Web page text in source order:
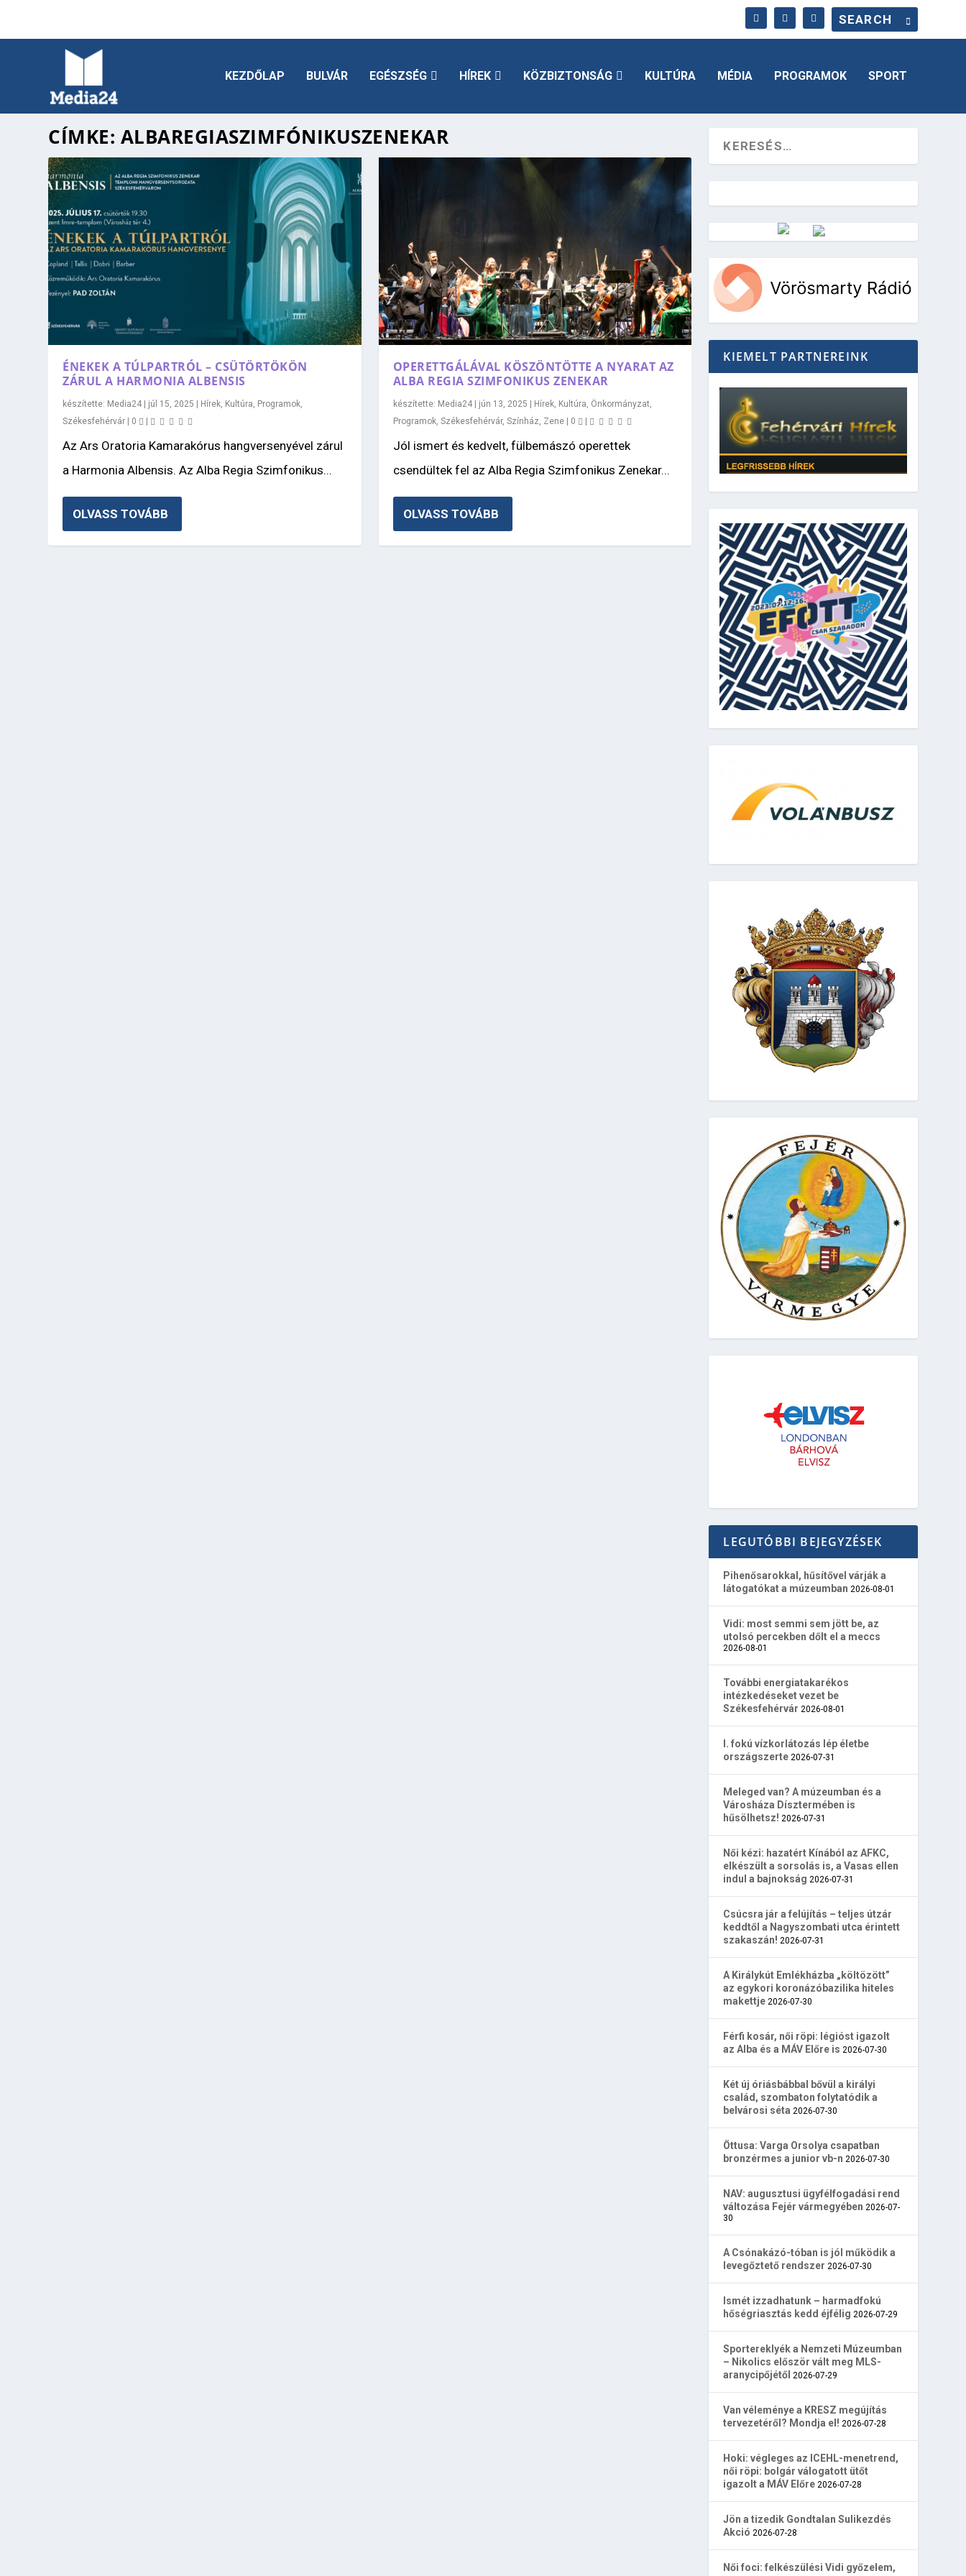
KEZDŐLAP BULVÁR EGÉSZSÉG HÍREK KÖZBIZTONSÁG KULTÚRA MÉDIA PROGRAMOK SPORT
CÍMKE: ALBAREGIASZIMFÓNIKUSZENEKAR
ÉNEKEK A TÚLPARTRÓL – CSÜTÖRTÖKÖN
ZÁRUL A HARMONIA ALBENSIS
készítette: Media24 | júl 15, 2025 | Hírek, Kultúra, Programok,
Székesfehérvár | 0 |
Az Ars Oratoria Kamarakórus hangversenyével zárul
a Harmonia Albensis. Az Alba Regia Szimfonikus...
OLVASS TOVÁBB
OPERETTGÁLÁVAL KÖSZÖNTÖTTE A NYARAT AZ
ALBA REGIA SZIMFONIKUS ZENEKAR
készítette: Media24| jún 13, 2025 | Hírek, Kultúra, Önkormányzat,
Programok, Székesfehérvár, Színház, Zene| 0 |
Jól ismert és kedvelt, fülbemászó operettek
csendültek fel az Alba Regia Szimfonikus Zenekar...
OLVASS TOVÁBB
Vörösmarty Rádió
KIEMELT PARTNEREINK
LEGUTÓBBI BEJEGYZÉSEK
Pihenősarokkal, hűsítővel várják a
látogatókat a múzeumban 2026-08-01
Vidi: most semmi sem jött be, az
utolsó percekben dőlt el a meccs
2026-08-01
További energiatakarékos
intézkedéseket vezet be
Székesfehérvár 2026-08-01
I. fokú vízkorlátozás lép életbe
országszerte 2026-07-31
Meleged van? A múzeumban és a
Városháza Dísztermében is
hűsölhetsz! 2026-07-31
Női kézi: hazatért Kínából az AFKC,
elkészült a sorsolás is, a Vasas ellen
indul a bajnokság 2026-07-31
Csúcsra jár a felújítás – teljes útzár
keddtől a Nagyszombati utca érintett
szakaszán! 2026-07-31
A Királykút Emlékházba „költözött”
az egykori koronázóbazilika hiteles
makettje 2026-07-30
Férfi kosár, női röpi: légióst igazolt
az Alba és a MÁV Előre is 2026-07-30
Két új óriásbábbal bővül a királyi
család, szombaton folytatódik a
belvárosi séta 2026-07-30
Öttusa: Varga Orsolya csapatban
bronzérmes a junior vb-n 2026-07-30
NAV: augusztusi ügyfélfogadási rend
változása Fejér vármegyében 2026-07-
30
A Csónakázó-tóban is jól működik a
levegőztető rendszer 2026-07-30
Ismét izzadhatunk – harmadfokú
hőségriasztás kedd éjfélig 2026-07-29
Sportereklyék a Nemzeti Múzeumban
– Nikolics először vált meg MLS-
aranycipőjétől 2026-07-29
Van véleménye a KRESZ megújítás
tervezetéről? Mondja el! 2026-07-28
Hoki: végleges az ICEHL-menetrend,
női röpi: bolgár válogatott ütőt
igazolt a MÁV Előre 2026-07-28
Jön a tizedik Gondtalan Sulikezdés
Akció 2026-07-28
Női foci: felkészülési Vidi győzelem,